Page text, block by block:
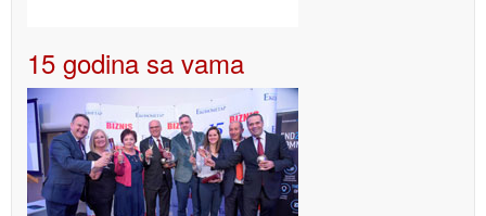
15 godina sa vama